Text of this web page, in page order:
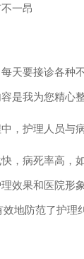
一昂
天要接诊各种
是我为您精心
，护理人员与
，病死率高，
效果和医院形
地防范了护理